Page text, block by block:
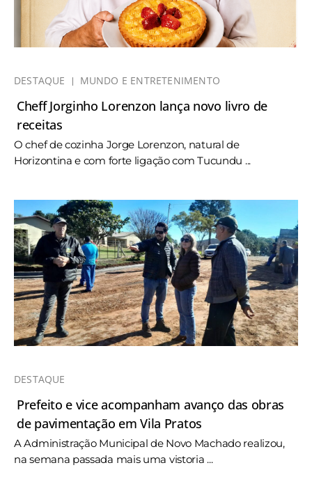
DESTAQUE MUNDO E ENTRETENIMENTO
Cheff Jorginho Lorenzon lança novo livro de
receitas
O chef de cozinha Jorge Lorenzon, natural de
Horizontina e com forte ligação com Tucundu ...
DESTAQUE
Prefeito e vice acompanham avanço das obras
de pavimentação em Vila Pratos
A Administração Municipal de Novo Machado realizou,
na semana passada mais uma vistoria ...